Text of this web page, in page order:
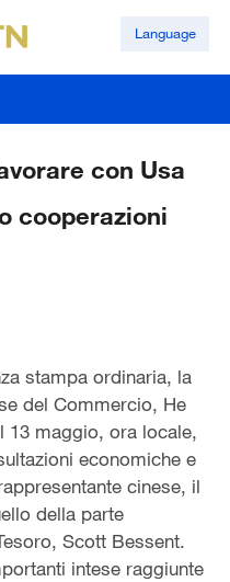
Language
con Usa
cooperazioni
stampa ordinaria, la
del Commercio, He
13 maggio, ora locale,
economiche e
cinese, il
della parte
Scott Bessent.
intese raggiunte